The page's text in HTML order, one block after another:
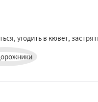
угодить в кювет,